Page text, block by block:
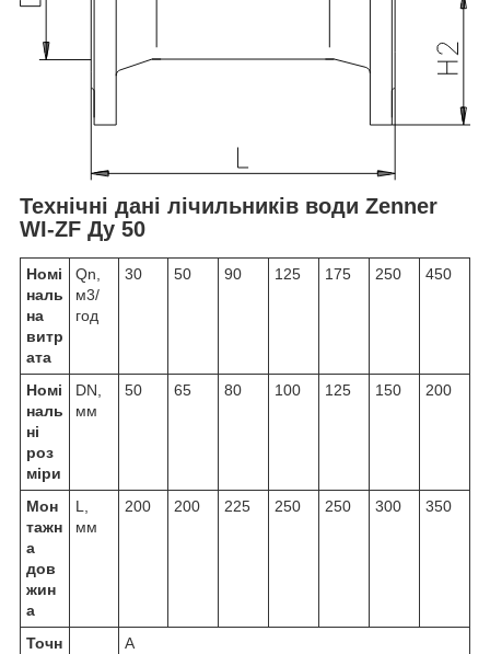
Технічні дані лічильників води Zenner
WI-ZF Ду 50
Номі
наль
на
витр
ата
Qn,
м3/
год
30 50 90 125 175 250 450
Номі
наль
ні
роз
міри
DN,
мм
50 65 80 100 125 150 200
Мон
тажн
а
дов
жин
а
L,
мм
200 200 225 250 250 300 350
Точн
А